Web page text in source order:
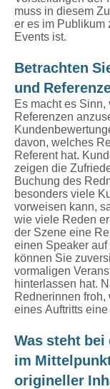
muss in diesem
er es im Publikum
Events ist.
Betrachten
und
Es macht es
Referenzen
davon, welches
Referent hat.
zeigen die
Buchung des
besonders viele
vorweisen kann,
wie viele Reden
der Szene eine
einen Speaker
können Sie
vormaligen
hinterlassen hat.
Rednerinnen
eines Auftritts
Was steht
im
origineller